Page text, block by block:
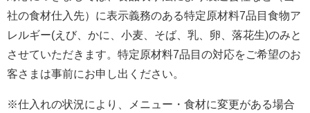
社の食材仕入先）に表示義務のある特定原材料7品目食物ア
レルギー(えび、かに、小麦、そば、乳、卵、落花生)のみと
させていただきます。特定原材料7品目の対応をご希望のお
客さまは事前にお申し出ください。
※仕入れの状況により、メニュー・食材に変更がある場合